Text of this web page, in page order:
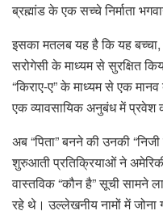
ब्रह्मांड के एक सच्चे निर्माता
इसका मतलब यह है कि यह बच्चा,
सरोगेसी के माध्यम से सुरक्षित
“किराए-ए” के माध्यम से एक
एक व्यावसायिक अनुबंध में प्रवेश
अब “पिता” बनने की उनकी
शुरुआती प्रतिक्रियाओं ने
वास्तविक “कौन है” सूची सामने
रहे थे। उल्लेखनीय नामों में जोना